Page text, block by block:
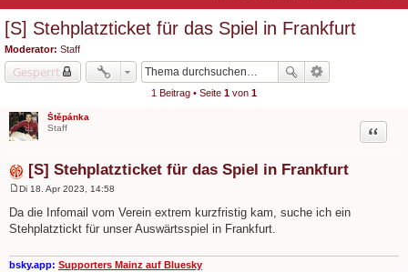
[S] Stehplatzticket für das Spiel in Frankfurt
Moderator: Staff
Gesperrt
1 Beitrag • Seite 1 von 1
Štěpánka
Staff
[S] Stehplatzticket für das Spiel in Frankfurt
Zitat
i
t
g
Di 18. Apr 2023, 14:58
Da die Infomail vom Verein extrem kurzfristig kam, suche ich ein
Stehplatztickt für unser Auswärtsspiel in Frankfurt.
bsky.app: Supporters Mainz auf Bluesky